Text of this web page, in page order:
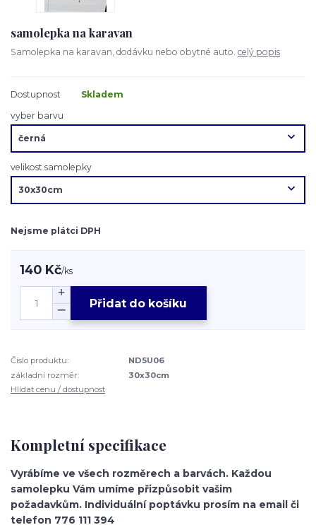
samolepka na karavan
Samolepka na karavan, dodávku nebo obytné auto. celý popis
Dostupnost
Skladem
vyber barvu
velikost samolepky
Nejsme plátci DPH
140 Kč/ks
Přidat do košíku
Číslo produktu:
ND5U06
základní rozměr:
30x30cm
Hlídat cenu / dostupnost
Kompletní specifikace
Vyrábíme ve všech rozměrech a barvách. Každou
samolepku Vám umíme přizpůsobit vašim
požadavkům. Individuální poptávku prosím na email či
telefon 776 111 394